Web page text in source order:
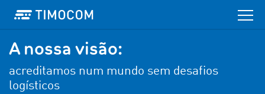
A nossa visão:
acreditamos num mundo sem desafios
logísticos